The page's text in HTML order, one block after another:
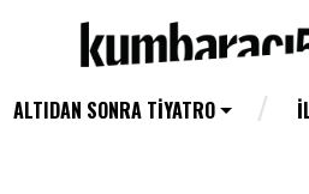
ALTIDAN SONRA TIYATRO